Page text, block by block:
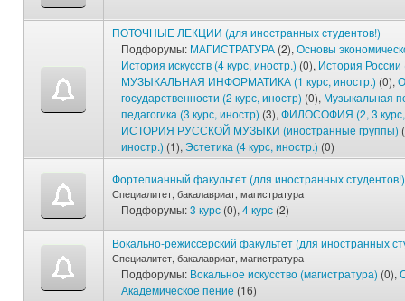
ПОТОЧНЫЕ ЛЕКЦИИ (для иностранных студентов!)
Подфорумы: МАГИСТРАТУРА (2), Основы
История искусств (4 курс, иностр.) (0), История России
МУЗЫКАЛЬНАЯ ИНФОРМАТИКА (1 курс, иностр.) (0),
государственности (2 курс, иностр) (0), Музыкальная
педагогика (3 курс, иностр) (3), ФИЛОСОФИЯ (2, 3 курс,
ИСТОРИЯ РУССКОЙ МУЗЫКИ (иностранные группы)
иностр.) (1), Эстетика (4 курс, иностр.) (0)
Фортепианный факультет (для иностранных студентов!)
Специалитет, бакалавриат, магистратура
Подфорумы:3 курс (0), 4 курс (2)
Вокально-режиссерский факультет (для иностранных
Специалитет, бакалавриат, магистратура
Подфорумы: Вокальное искусство (магистратура) (0),
Академическое пение (16)